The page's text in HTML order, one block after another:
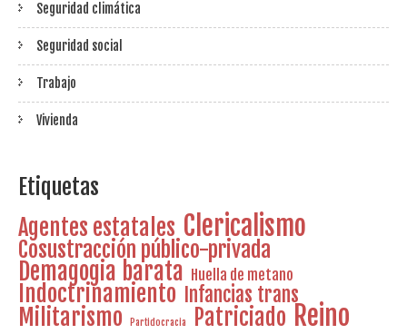
Seguridad climática
Seguridad social
Trabajo
Vivienda
Etiquetas
Agentes estatales Clericalismo
Cosustracción público-privada
Demagogia barata Huella de metano
Indoctrinamiento Infancias trans
Militarismo Partidocracia Patriciado Reino